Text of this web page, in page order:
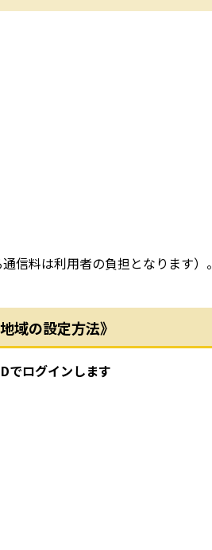
料は利用者の負担となります）。
域の設定方法》
でログインします